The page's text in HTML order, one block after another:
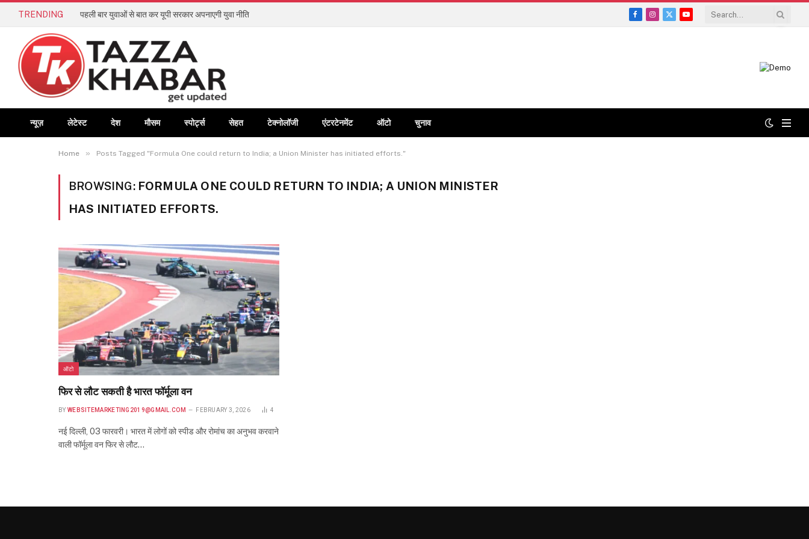
TRENDING पहली बार युवाओं से बात कर यूपी सरकार अपनाएगी युवा नीति
Facebook
Instagram
X
YouTube
न्यूज़ लेटेस्ट देश मौसम स्पोर्ट्स सेहत टेक्नोलॉजी एंटरटेनमेंट ऑटो चुनाव
Home » Posts Tagged "Formula One could return to India; a Union Minister has initiated efforts."
BROWSING: FORMULA ONE COULD RETURN TO INDIA; A UNION MINISTER
HAS INITIATED EFFORTS.
ऑटो
फिर से लौट सकती है भारत फॉर्मूला वन
BY WEBSITEMARKETING2019@GMAIL.COM FEBRUARY 3, 2026 4
नई दिल्ली, 03 फारवरी। भारत में लोगों को स्‍पीड और रोमांच का अनुभव करवाने
वाली फॉर्मूला वन फिर से लौट…